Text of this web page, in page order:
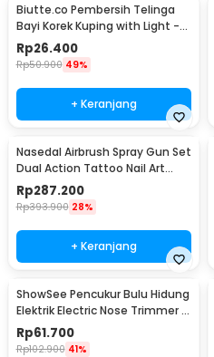
Biutte.co Pembersih Telinga
Bayi Korek Kuping with Light -
0ZJX9
Rp26.400
Rp50.900 49%
+ Keranjang
Nasedal Airbrush Spray Gun Set
Dual Action Tattoo Nail Art
Painting - NT-180K-3
Rp287.200
Rp393.900 28%
+ Keranjang
ShowSee Pencukur Bulu Hidung
Elektrik Electric Nose Trimmer -
C1-BK
Rp61.700
Rp102.900 41%